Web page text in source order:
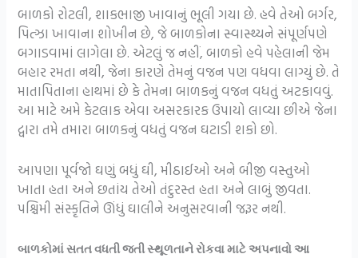
બાળકો રોટલી, શાકભાજી ખાવાનું ભૂલી ગયા છે. હવે તેઓ બર્ગર,
પિત્ઝા ખાવાના શોખીન છે, જે બાળકોના સ્વાસ્થ્યને સંપૂર્ણપણે
બગાડવામાં લાગેલા છે. એટલું જ નહીં, બાળકો હવે પહેલાની જેમ
બહાર રમતા નથી, જેના કારણે તેમનું વજન પણ વધવા લાગ્યું છે. તે
માતાપિતાના હાથમાં છે કે તેમના બાળકનું વજન વધતું અટકાવવું.
આ માટે અમે કેટલાક એવા અસરકારક ઉપાયો લાવ્યા છીએ જેના
દ્વારા તમે તમારા બાળકનું વધતું વજન ઘટાડી શકો છો.
આપણા પૂર્વજો ઘણું બધું ઘી, મીઠાઈઓ અને બીજી વસ્તુઓ
ખાતા હતા અને છતાંય તેઓ તંદુરસ્ત હતા અને લાબું જીવતા.
પશ્ચિમી સંસ્કૃતિને ઊંધું ઘાલીને અનુસરવાની જરૂર નથી.
બાળકોમાં સતત વધતી જતી સ્થૂળતાને રોકવા માટે અપનાવો આ